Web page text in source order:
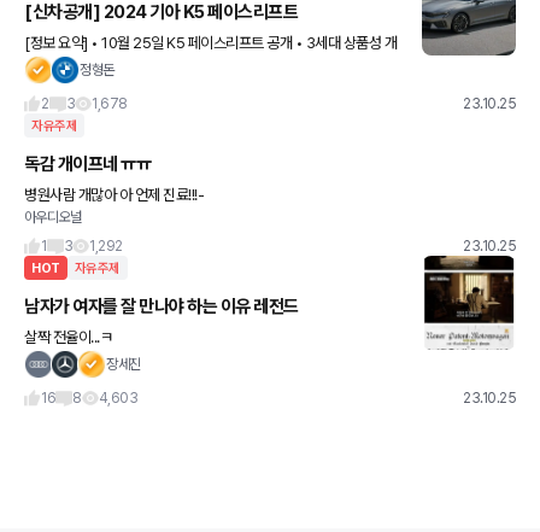
[신차공개] 2024 기아 K5 페이스리프트
[정보 요약] • 10월 25일 K5 페이스리프트 공개 • 3세대 상품성 개
선 모델 • 무선 소프트웨어 업데이트, 스트리밍 서비스 탑재 • 디지털
정형돈
2
3 1,678 23.10.25
자유주제
독감 개이프네 ㅠㅠ
병원사람 개많아 아 언제 진료!!!-
아우디오널
1
3 1,292 23.10.25
HOT 자유주제
남자가 여자를 잘 만나야 하는 이유 레전드
살짝 전율이...ㅋ
장세진
16
8 4,603 23.10.25